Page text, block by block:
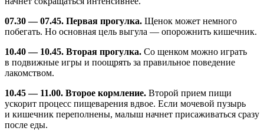
07.30 — 07.45. Первая прогулка. Щенок может немного
побегать. Но основная цель выгула — опорожнить кишечник.
10.40 — 10.45. Вторая прогулка. Со щенком можно играть
в подвижные игры и поощрять за правильное поведение
лакомством.
10.45 — 11.00. Второе кормление. Второй прием пищи
ускорит процесс пищеварения вдвое. Если мочевой пузырь
и кишечник переполнены, малыш начнет присаживаться сразу
после еды.